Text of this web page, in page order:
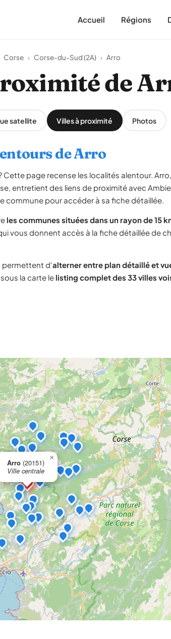
Accueil Régions
Corse › Corse-du-Sud (2A) › Arro
de
satellite Villes à proximité Photos
de Arro
Cette page recense les localités alentour.
entretient des liens de proximité avec
commune pour accéder à sa fiche détaillée.
les communes situées dans un rayon de 15
vous donnent accès à la fiche détaillée de
permettent d'alterner entre plan détaillé et
la carte le listing complet des 33 villes
Arro (20151)
Ville centrale
×